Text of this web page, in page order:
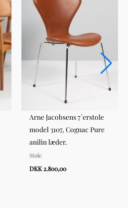
Arne Jacobsens 7´erstole
model 3107, Cognac Pure
anilin læder.
Stole
DKK 2.800,00